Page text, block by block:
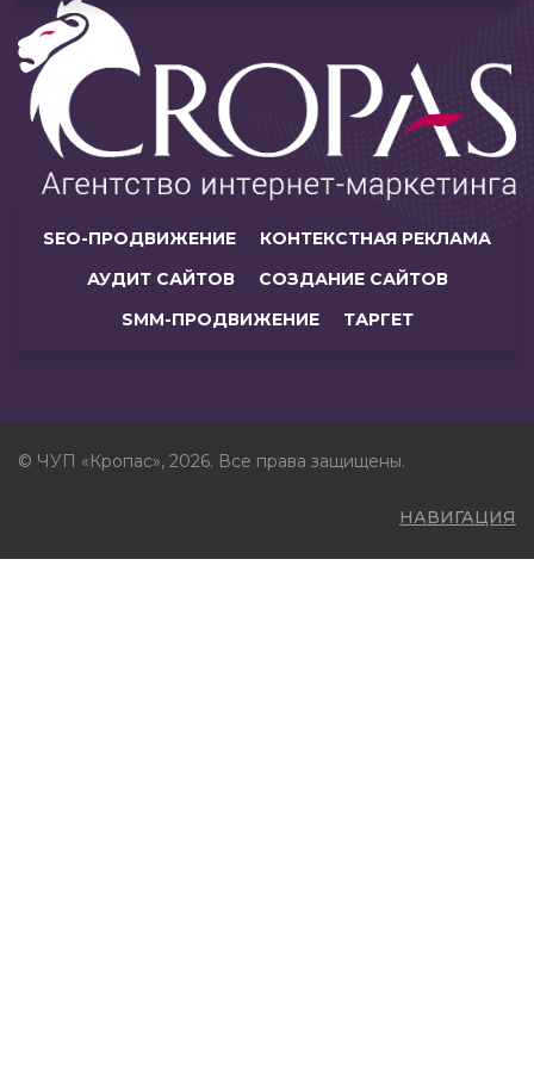
SEO-ПРОДВИЖЕНИЕ
КОНТЕКСТНАЯ РЕКЛАМА
АУДИТ САЙТОВ
СОЗДАНИЕ САЙТОВ
SMM-ПРОДВИЖЕНИЕ
ТАРГЕТ
© ЧУП «Кропас», 2026. Все права защищены.
НАВИГАЦИЯ